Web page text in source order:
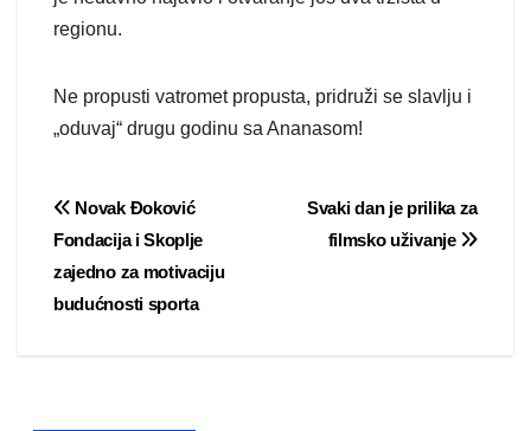
regionu.
Ne propusti vatromet propusta, pridruži se slavlju i
„oduvaj“ drugu godinu sa Ananasom!
Post
navigation
Svaki dan je prilika za
filmsko uživanje
Novak Đoković
Fondacija i Skoplje
zajedno za motivaciju
budućnosti sporta